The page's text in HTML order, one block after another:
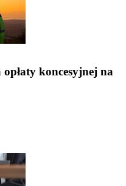
koncesyjnej na